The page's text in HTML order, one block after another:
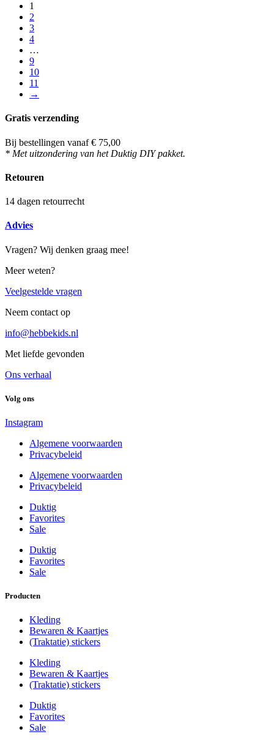
1
2
3
4
…
9
10
11
→
Gratis verzending
Bij bestellingen vanaf € 75,00
* Met uitzondering van het Duktig DIY pakket.
Retouren
14 dagen retourrecht
Advies
Vragen? Wij denken graag mee!
Meer weten?
Veelgestelde vragen
Neem contact op
info@hebbekids.nl
Met liefde gevonden
Ons verhaal
Volg ons
Instagram
Algemene voorwaarden
Privacybeleid
Algemene voorwaarden
Privacybeleid
Duktig
Favorites
Sale
Duktig
Favorites
Sale
Producten
Kleding
Bewaren & Kaartjes
(Traktatie) stickers
Kleding
Bewaren & Kaartjes
(Traktatie) stickers
Duktig
Favorites
Sale